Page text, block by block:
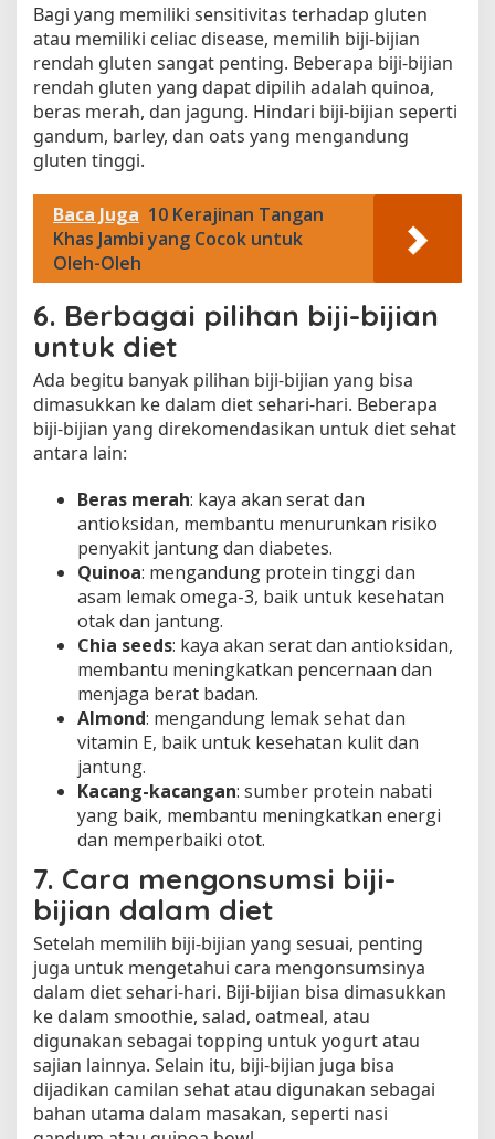
Bagi yang memiliki sensitivitas terhadap gluten
atau memiliki celiac disease, memilih biji-bijian
rendah gluten sangat penting. Beberapa biji-bijian
rendah gluten yang dapat dipilih adalah quinoa,
beras merah, dan jagung. Hindari biji-bijian seperti
gandum, barley, dan oats yang mengandung
gluten tinggi.
Baca Juga 10 Kerajinan Tangan
Khas Jambi yang Cocok untuk
Oleh-Oleh
6. Berbagai pilihan biji-bijian
untuk diet
Ada begitu banyak pilihan biji-bijian yang bisa
dimasukkan ke dalam diet sehari-hari. Beberapa
biji-bijian yang direkomendasikan untuk diet sehat
antara lain:
Beras merah: kaya akan serat dan
antioksidan, membantu menurunkan risiko
penyakit jantung dan diabetes.
Quinoa: mengandung protein tinggi dan
asam lemak omega-3, baik untuk kesehatan
otak dan jantung.
Chia seeds: kaya akan serat dan antioksidan,
membantu meningkatkan pencernaan dan
menjaga berat badan.
Almond: mengandung lemak sehat dan
vitamin E, baik untuk kesehatan kulit dan
jantung.
Kacang-kacangan: sumber protein nabati
yang baik, membantu meningkatkan energi
dan memperbaiki otot.
7. Cara mengonsumsi biji-
bijian dalam diet
Setelah memilih biji-bijian yang sesuai, penting
juga untuk mengetahui cara mengonsumsinya
dalam diet sehari-hari. Biji-bijian bisa dimasukkan
ke dalam smoothie, salad, oatmeal, atau
digunakan sebagai topping untuk yogurt atau
sajian lainnya. Selain itu, biji-bijian juga bisa
dijadikan camilan sehat atau digunakan sebagai
bahan utama dalam masakan, seperti nasi